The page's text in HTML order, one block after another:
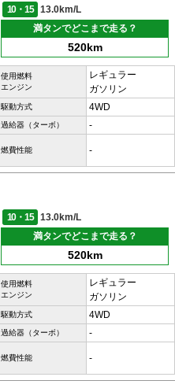
10・15
13.0km/L
満タンでどこまで走る？
520km
使用燃料
エンジン
レギュラー
ガソリン
駆動方式 4WD
過給器（ターボ） -
燃費性能 -
10・15
13.0km/L
満タンでどこまで走る？
520km
使用燃料
エンジン
レギュラー
ガソリン
駆動方式 4WD
過給器（ターボ） -
燃費性能 -